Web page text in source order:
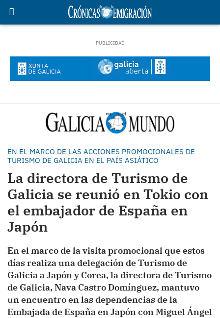
EN EL MARCO DE LAS ACCIONES PROMOCIONALES DE
TURISMO DE GALICIA EN EL PAÍS ASIÁTICO
La directora de Turismo de
Galicia se reunió en Tokio con
el embajador de España en
Japón
En el marco de la visita promocional que estos
días realiza una delegación de Turismo de
Galicia a Japón y Corea, la directora de Turismo
de Galicia, Nava Castro Domínguez, mantuvo
un encuentro en las dependencias de la
Embajada de España en Japón con Miguel Ángel